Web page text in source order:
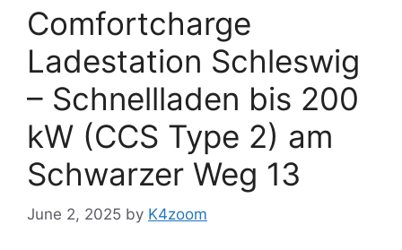
Comfortcharge
Ladestation Schleswig
– Schnellladen bis 200
kW (CCS Type 2) am
Schwarzer Weg 13
June 2, 2025 by K4zoom